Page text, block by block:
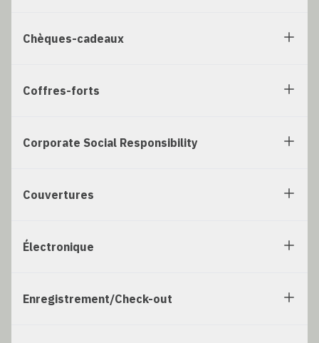
Chèques-cadeaux
Coffres-forts
Corporate Social Responsibility
Couvertures
Électronique
Enregistrement/Check-out